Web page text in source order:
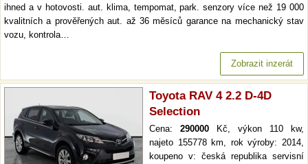
ihned a v hotovosti. aut. klima, tempomat, park. senzory více než 19 000
kvalitních a prověřených aut. až 36 měsíců garance na mechanický stav
vozu, kontrola…
Zobrazit inzerát
Toyota RAV 4 2.2 D-4D
Selection
Cena: 290000 Kč, výkon 110 kw,
najeto 155778 km, rok výroby: 2014,
koupeno v: česká republika servisní